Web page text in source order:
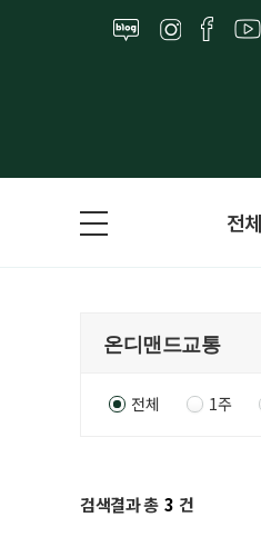
전
전체 1주
검색결과 총 3 건